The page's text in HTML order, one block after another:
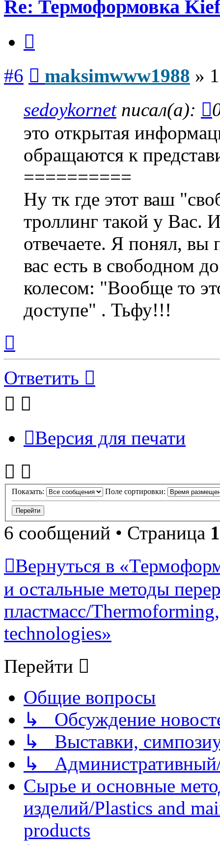
Re: Термоформовка
#6 maksimwww1988 »
sedoykornetписал(а):
это открытая
обращаются к
==========
Ну тк где этот ваш
троллинг такой у Вас.
отвечаете. Я понял, вы
вас есть в свободном
колесом: "Вообще то
доступе" . Тьфу!!!
началу
Ответить
Версия для печати
Показать: Поле сортировки:
6 сообщений • Страница 1
Вернуться в
и остальные методы
пластмасс/
technologies»
Перейти
Общие вопросы
↳ Обсуждение
↳ Выставки,
↳
Сырье и основные
изделий/Plastics and
products